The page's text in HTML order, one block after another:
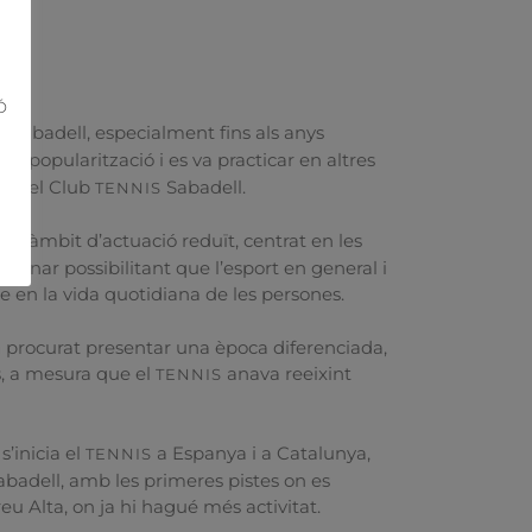
a Sabadell, especialment fins als anys
popularització i es va practicar en altres
el Club TENNIS Sabadell.
un àmbit d’actuació reduït, centrat en les
anar possibilitant que l’esport en general i
la vida quotidiana de les persones.
procurat presentar una època diferenciada,
a mesura que el TENNIS anava reeixint
el TENNIS a Espanya i a Catalunya,
amb les primeres pistes on es
Alta, on ja hi hagué més activitat.